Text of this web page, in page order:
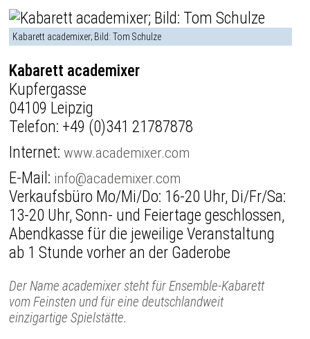
Kabarett academixer; Bild: Tom Schulze
Kabarett academixer
Kupfergasse
04109 Leipzig
Telefon: +49 (0)341 21787878
Internet:www.academixer.com
E-Mail: info@academixer.com
Verkaufsbüro Mo/Mi/Do: 16-20 Uhr, Di/Fr/Sa:
13-20 Uhr, Sonn- und Feiertage geschlossen,
Abendkasse für die jeweilige Veranstaltung
ab 1 Stunde vorher an der Gaderobe
Der Name academixer steht für Ensemble-Kabarett
vom Feinsten und für eine deutschlandweit
einzigartige Spielstätte.